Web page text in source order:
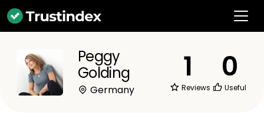
Peggy
Golding
Germany
1
Reviews
0
Useful